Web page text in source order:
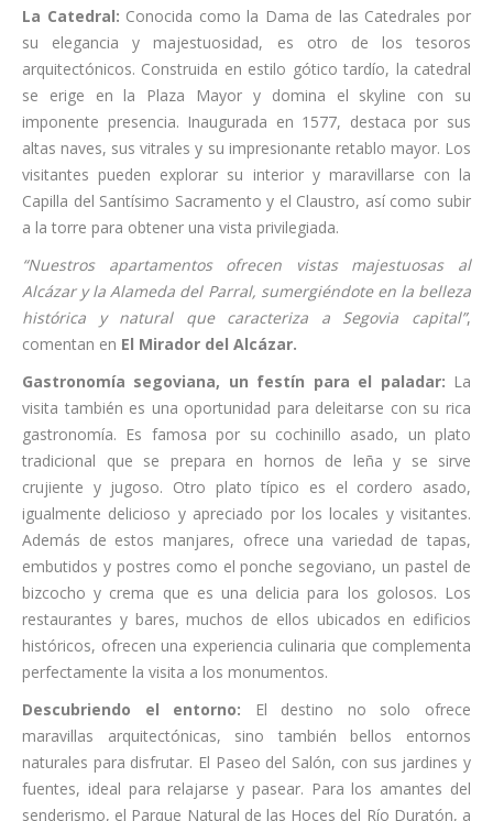
La Catedral: Conocida como la Dama de las Catedrales por
su elegancia y majestuosidad, es otro de los tesoros
arquitectónicos. Construida en estilo gótico tardío, la catedral
se erige en la Plaza Mayor y domina el skyline con su
imponente presencia. Inaugurada en 1577, destaca por sus
altas naves, sus vitrales y su impresionante retablo mayor. Los
visitantes pueden explorar su interior y maravillarse con la
Capilla del Santísimo Sacramento y el Claustro, así como subir
a la torre para obtener una vista privilegiada.
“Nuestros apartamentos ofrecen vistas majestuosas al
Alcázar y la Alameda del Parral, sumergiéndote en la belleza
histórica y natural que caracteriza a Segovia capital”,
comentan en El Mirador del Alcázar.
Gastronomía segoviana, un festín para el paladar: La
visita también es una oportunidad para deleitarse con su rica
gastronomía. Es famosa por su cochinillo asado, un plato
tradicional que se prepara en hornos de leña y se sirve
crujiente y jugoso. Otro plato típico es el cordero asado,
igualmente delicioso y apreciado por los locales y visitantes.
Además de estos manjares, ofrece una variedad de tapas,
embutidos y postres como el ponche segoviano, un pastel de
bizcocho y crema que es una delicia para los golosos. Los
restaurantes y bares, muchos de ellos ubicados en edificios
históricos, ofrecen una experiencia culinaria que complementa
perfectamente la visita a los monumentos.
Descubriendo el entorno:
El destino no solo ofrece
maravillas arquitectónicas, sino también bellos entornos
naturales para disfrutar. El Paseo del Salón, con sus jardines y
fuentes, ideal para relajarse y pasear. Para los amantes del
senderismo, el Parque Natural de las Hoces del Río Duratón, a